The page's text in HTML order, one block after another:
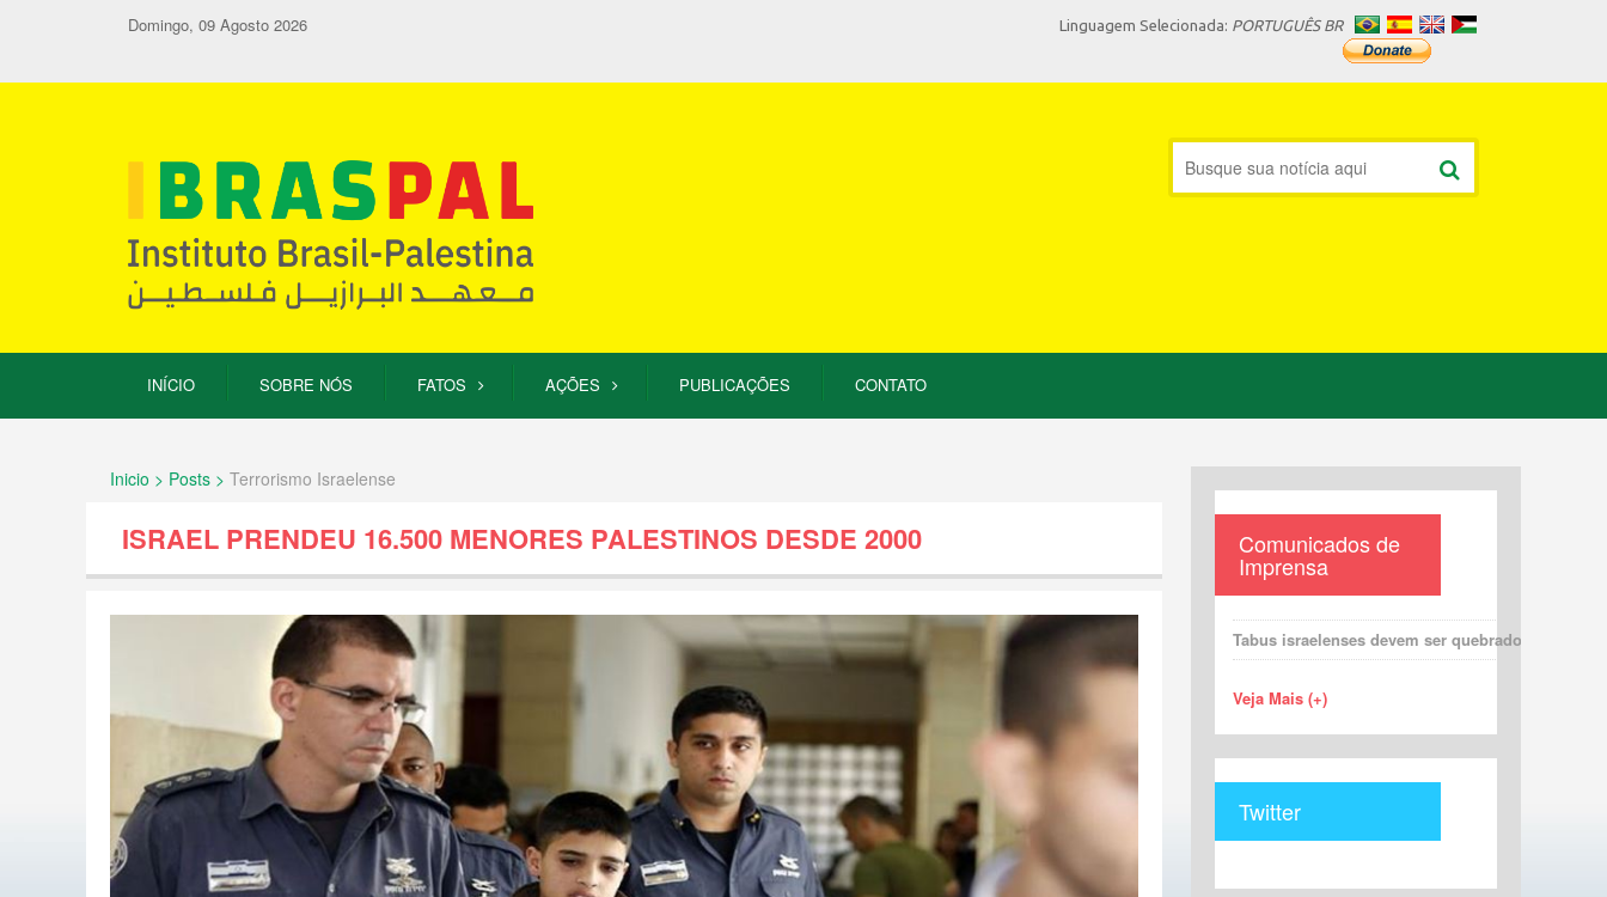
Domingo, 09 Agosto 2026 Linguagem Selecionada: PORTUGUÊS BR
INÍCIO SOBRE NÓS FATOS AÇÕES PUBLICAÇÕES CONTATO
Inicio > Posts > Terrorismo Israelense
ISRAEL PRENDEU 16.500 MENORES PALESTINOS DESDE 2000 Comunicados de
Imprensa
Tabus israelenses devem ser quebrados para
Veja Mais (+)
Twitter